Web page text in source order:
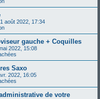
août 2022, 17:34
gauche + Coquilles
2022, 15:08
Saxo
2022, 16:05
de votre